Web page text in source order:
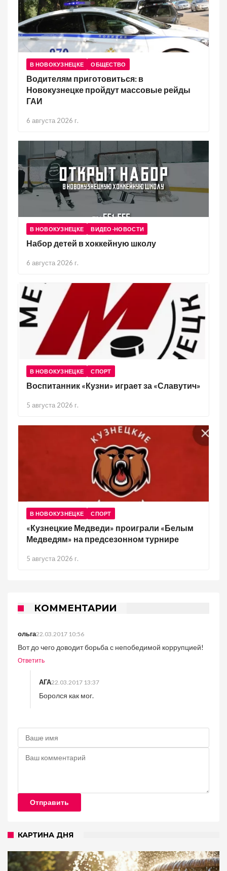
В НОВОКУЗНЕЦКЕ ОБЩЕСТВО
Водителям приготовиться: в
Новокузнецке пройдут массовые рейды
ГАИ
6 августа 2026 г.
В НОВОКУЗНЕЦКЕ ВИДЕО-НОВОСТИ
Набор детей в хоккейную школу
6 августа 2026 г.
В НОВОКУЗНЕЦКЕ СПОРТ
Воспитанник «Кузни» играет за «Славутич»
5 августа 2026 г.
В НОВОКУЗНЕЦКЕ СПОРТ
«Кузнецкие Медведи» проиграли «Белым
Медведям» на предсезонном турнире
5 августа 2026 г.
КОММЕНТАРИИ
ольга22.03.2017 10:56
Вот до чего доводит борьба с непобедимой коррупцией!
Ответить
АГА22.03.2017 13:37
Боролся как мог.
Отправить
КАРТИНА ДНЯ